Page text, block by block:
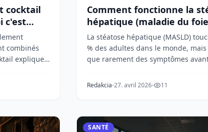
cocktail
c'est
combinés
explique
Comment fonctionne la
hépatique (maladie du
pourquoi elle est
La stéatose hépatique (MASLD)
% des adultes dans le monde,
que rarement des symptômes
Redakcia 27. avril 2026 11
SANTÉ